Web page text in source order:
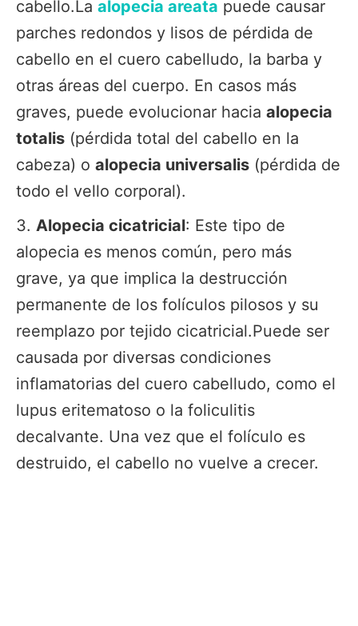
cabello.La alopecia areata puede causar
parches redondos y lisos de pérdida de
cabello en el cuero cabelludo, la barba y
otras áreas del cuerpo. En casos más
graves, puede evolucionar hacia alopecia
totalis (pérdida total del cabello en la
cabeza) o alopecia universalis (pérdida de
todo el vello corporal).
Alopecia cicatricial: Este tipo de
alopecia es menos común, pero más
grave, ya que implica la destrucción
permanente de los folículos pilosos y su
reemplazo por tejido cicatricial.Puede ser
causada por diversas condiciones
inflamatorias del cuero cabelludo, como el
lupus eritematoso o la foliculitis
decalvante. Una vez que el folículo es
destruido, el cabello no vuelve a crecer.